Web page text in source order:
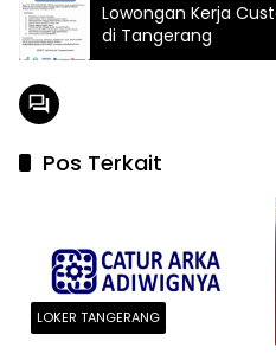
Lowongan Kerja
di Tangerang
Pos Terkait
LOKER TANGERANG